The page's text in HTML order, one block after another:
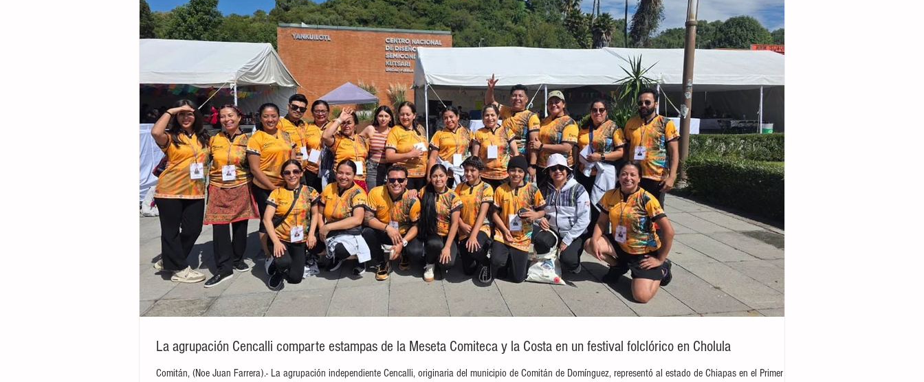
La agrupación Cencalli comparte estampas de la Meseta Comiteca y la Costa en un festival folclórico en Cholula
Comitán, (Noe Juan Farrera).- La agrupación independiente Cencalli, originaria del municipio de Comitán de Domínguez, representó al estado de Chiapas en el Primer